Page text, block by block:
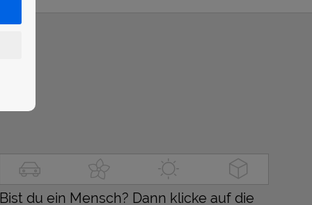
Bist du ein Mensch? Dann klicke auf die